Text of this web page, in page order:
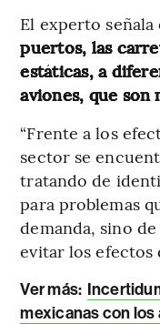
El experto señala
puertos, las
estáticas, a
aviones, que son
“Frente a los
sector se
tratando de
para problemas
demanda, sino
evitar los efectos
Ver más:
mexicanas con los